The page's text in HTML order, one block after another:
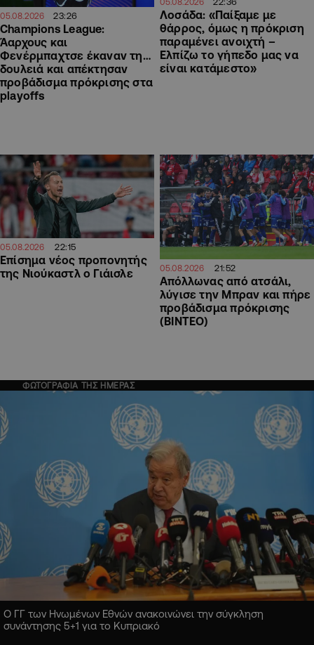
05.08.2026 23:26
Champions League:
Άαρχους και
Φενέρμπαχτσε έκαναν τη…
δουλειά και απέκτησαν
προβάδισμα πρόκρισης στα
playoffs
Λοσάδα: «Παίξαμε με
θάρρος, όμως η πρόκριση
παραμένει ανοιχτή –
Ελπίζω το γήπεδο μας να
είναι κατάμεστο»
05.08.2026 22:15
Επίσημα νέος προπονητής
της Νιούκαστλ ο Γιάισλε
05.08.2026 21:52
Απόλλωνας από ατσάλι,
λύγισε την Μπραν και πήρε
προβάδισμα πρόκρισης
(ΒΙΝΤΕΟ)
ΦΩΤΟΓΡΑΦΙΑ ΤΗΣ ΗΜΕΡΑΣ
Ο ΓΓ των Ηνωμένων Εθνών ανακοινώνει την σύγκληση
συνάντησης 5+1 για το Κυπριακό